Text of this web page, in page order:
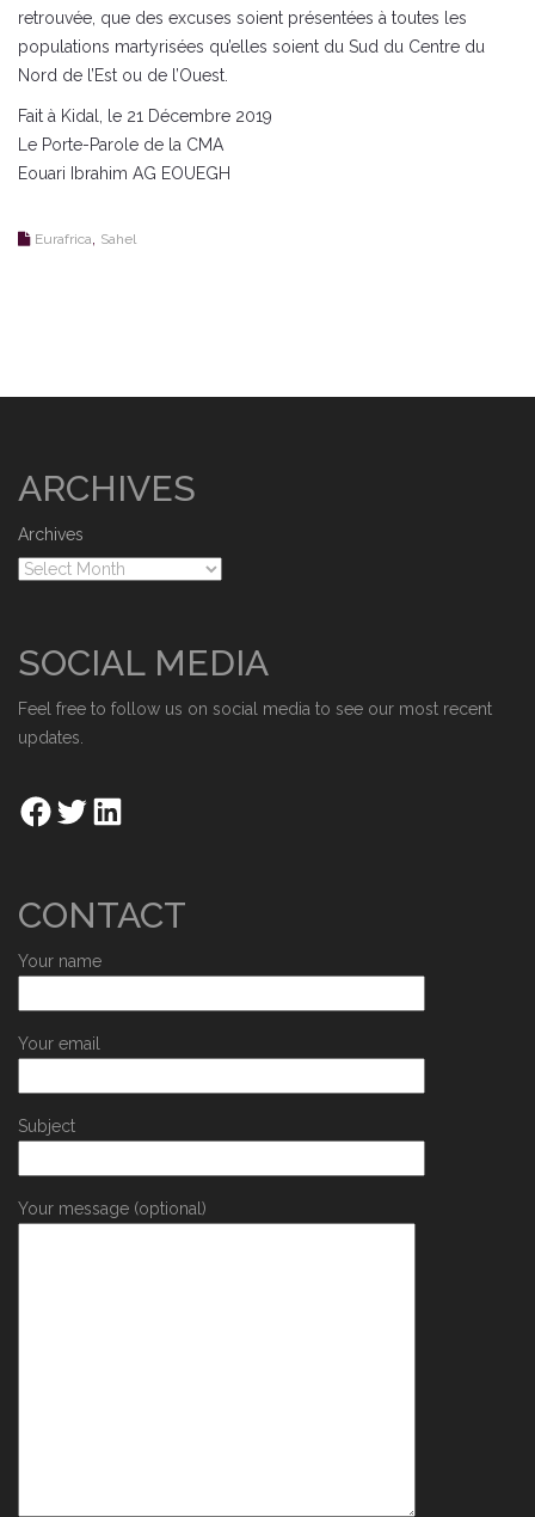
retrouvée, que des excuses soient présentées à toutes les
populations martyrisées qu’elles soient du Sud du Centre du
Nord de l’Est ou de l’Ouest.
Fait à Kidal, le 21 Décembre 2019
Le Porte-Parole de la CMA
Eouari Ibrahim AG EOUEGH
Eurafrica Sahel
ARCHIVES
Archives
SOCIAL MEDIA
Feel free to follow us on social media to see our most recent
updates.
CONTACT
Your name
Your email
Subject
Your message (optional)